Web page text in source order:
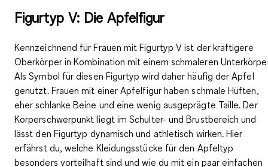
Figurtyp V: Die Apfelfigur
Kennzeichnend für Frauen mit Figurtyp V ist der kräftigere
Oberkörper in Kombination mit einem schmaleren
Als Symbol für diesen Figurtyp wird daher häufig der Apfel
genutzt. Frauen mit einer Apfelfigur haben schmale Hüften,
eher schlanke Beine und eine wenig ausgeprägte Taille. Der
Körperschwerpunkt liegt im Schulter- und Brustbereich und
lässt den Figurtyp dynamisch und athletisch wirken. Hier
erfährst du, welche Kleidungsstücke für den Apfeltyp
besonders vorteilhaft sind und wie du mit ein paar einfachen